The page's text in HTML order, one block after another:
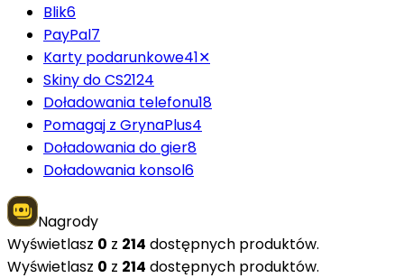
Blik6
PayPal7
Karty podarunkowe41✕
Skiny do CS2124
Doładowania telefonu18
Pomagaj z GrynaPlus4
Doładowania do gier8
Doładowania konsol6
Nagrody
Wyświetlasz 0 z 214 dostępnych produktów.
Wyświetlasz 0 z 214 dostępnych produktów.